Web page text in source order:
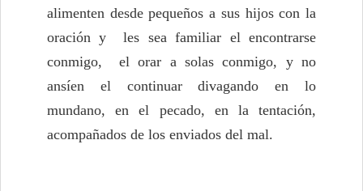
alimenten desde pequeños a sus hijos con la
oración y les sea familiar el encontrarse
conmigo, el orar a solas conmigo, y no
ansíen el continuar divagando en lo
mundano, en el pecado, en la tentación,
acompañados de los enviados del mal.